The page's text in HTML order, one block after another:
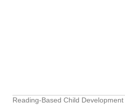
Reading-Based Child Development